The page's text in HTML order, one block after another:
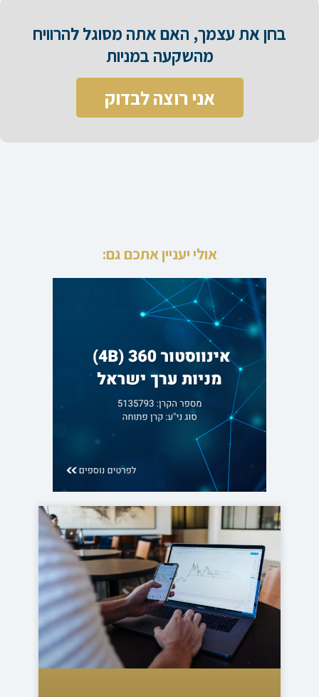
בחן את עצמך, האם אתה מסוגל להרוויח
מהשקעה במניות​
אני רוצה לבדוק
אולי יעניין אתכם גם: